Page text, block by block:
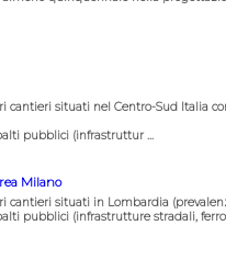
cantieri situati nel Centro-Sud Italia
pubblici (infrastruttur ...
Milano
cantieri situati in Lombardia
pubblici (infrastrutture stradali,